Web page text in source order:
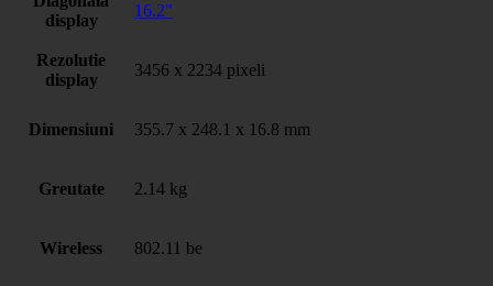
display
16.2"
Rezolutie
display
3456 x 2234 pixeli
Dimensiuni 355.7 x 248.1 x 16.8 mm
Greutate 2.14 kg
Wireless 802.11 be